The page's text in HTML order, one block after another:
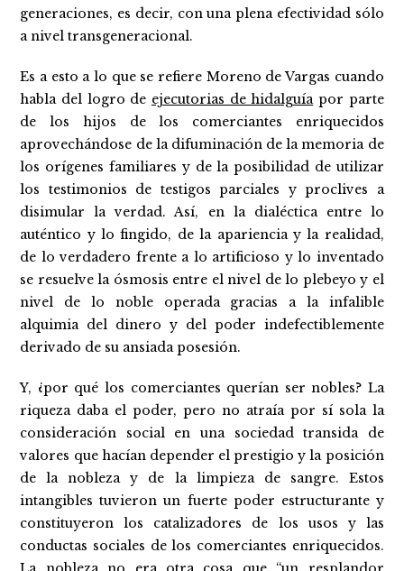
generaciones, es decir, con una plena efectividad sólo
a nivel transgeneracional.
Es a esto a lo que se refiere Moreno de Vargas cuando
habla del logro de ejecutorias de hidalguíapor parte
de los hijos de los comerciantes enriquecidos
aprovechándose de la difuminación de la memoria de
los orígenes familiares y de la posibilidad de utilizar
los testimonios de testigos parciales y proclives a
disimular la verdad. Así, en la dialéctica entre lo
auténtico y lo fingido, de la apariencia y la realidad,
de lo verdadero frente a lo artificioso y lo inventado
se resuelve la ósmosis entre el nivel de lo plebeyo y el
nivel de lo noble operada gracias a la infalible
alquimia del dinero y del poder indefectiblemente
derivado de su ansiada posesión.
Y, ¿por qué los comerciantes querían ser nobles? La
riqueza daba el poder, pero no atraía por sí sola la
consideración social en una sociedad transida de
valores que hacían depender el prestigio y la posición
de la nobleza y de la limpieza de sangre. Estos
intangibles tuvieron un fuerte poder estructurante y
constituyeron los catalizadores de los usos y las
conductas sociales de los comerciantes enriquecidos.